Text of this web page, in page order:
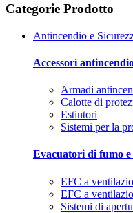
Categorie Prodotto
Antincendio e
Accessori
Armadi
Calotte di
Estintori
Sistemi per la
Evacuatori di fumo
EFC a
EFC a
Sistemi di